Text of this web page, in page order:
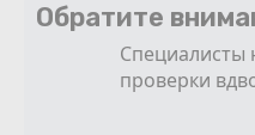
Обратите
Специалисты
проверки